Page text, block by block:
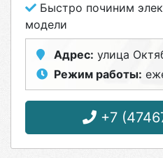
Быстро починим
модели
Адрес: улица
Режим работы:
+7